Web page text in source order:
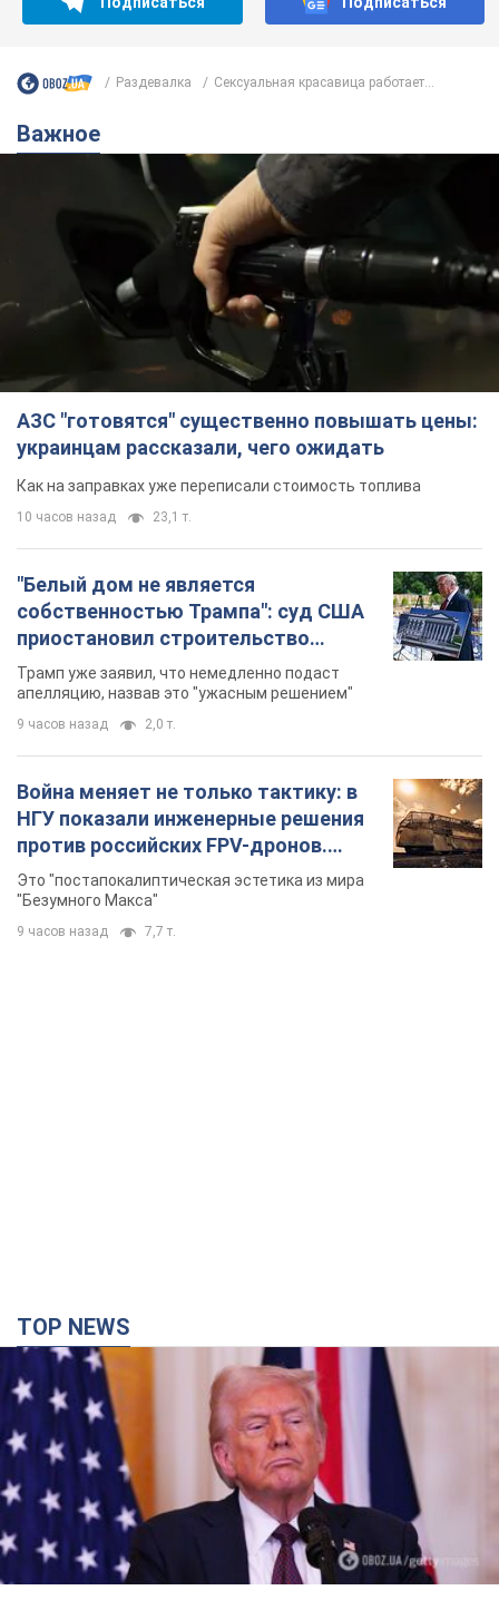
Раздевалка Сексуальная красавица работает...
Важное
АЗС "готовятся" существенно повышать цены:
украинцам рассказали, чего ожидать
Как на заправках уже переписали стоимость топлива
10 часов назад 23,1 т.
"Белый дом не является
собственностью Трампа": суд США
приостановил строительство
бального зала стоимостью 400 млн
долларов
Трамп уже заявил, что немедленно подаст
апелляцию, назвав это "ужасным решением"
9 часов назад 2,0 т.
Война меняет не только тактику: в
НГУ показали инженерные решения
против российских FPV-дронов.
Фото
Это "постапокалиптическая эстетика из мира
"Безумного Макса"
9 часов назад 7,7 т.
TOP NEWS